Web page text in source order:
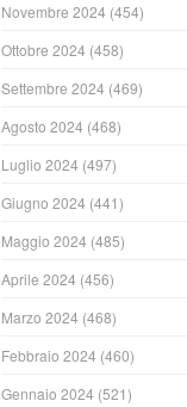
Novembre 2024 (454)
Ottobre 2024 (458)
Settembre 2024 (469)
Agosto 2024 (468)
Luglio 2024 (497)
Giugno 2024 (441)
Maggio 2024 (485)
Aprile 2024 (456)
Marzo 2024 (468)
Febbraio 2024 (460)
Gennaio 2024 (521)